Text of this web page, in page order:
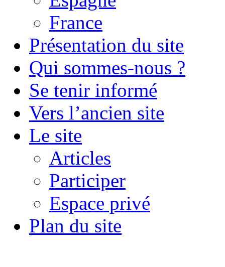
France
Présentation du site
Qui sommes-nous ?
Se tenir informé
Vers l’ancien site
Le site
Articles
Participer
Espace privé
Plan du site